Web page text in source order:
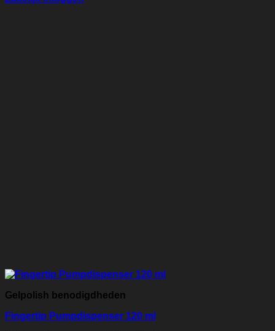
Gelpolish benodigdheden
Fingertip Pumpdispenser 120 ml